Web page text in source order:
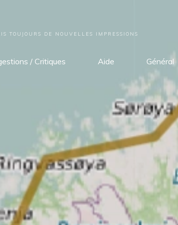
TOUJOURS DE NOUVELLES IMPRESSIONS
/ Critiques Aide Général